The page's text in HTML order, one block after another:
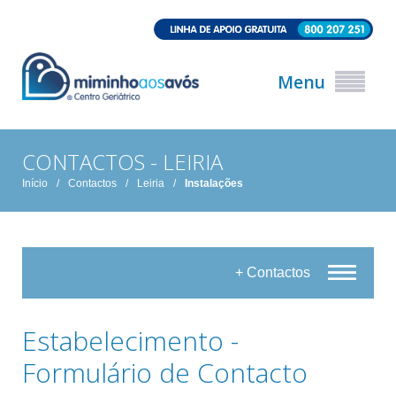
Menu
CONTACTOS - LEIRIA
Início / Contactos / Leiria / Instalações
+ Contactos
Estabelecimento -
Formulário de Contacto